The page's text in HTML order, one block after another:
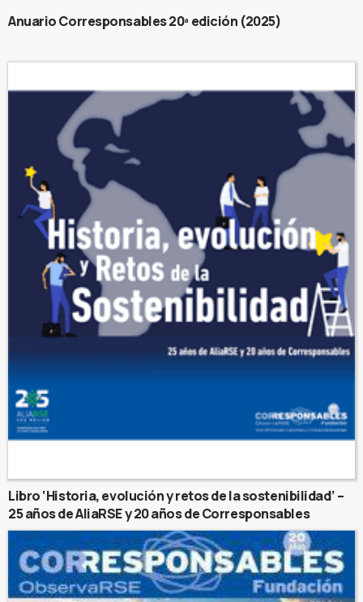
Anuario Corresponsables 20ª edición (2025)
Libro ‘Historia, evolución y retos de la sostenibilidad’ –
25 años de AliaRSE y 20 años de Corresponsables